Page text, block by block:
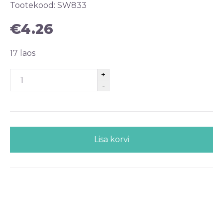
Tootekood: SW833
€4.26
17 laos
Lisa korvi